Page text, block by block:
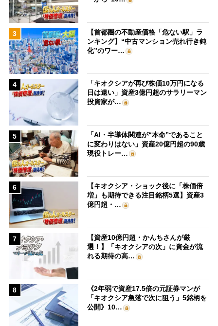
3
【首都圏の不動産価格「危ない駅」ラ
ンキング】“中古マンション売れ行き鈍
化”のワー…
4
「キオクシアが再び株価10万円になる
日は遠い」資産3億円超のサラリーマン
投資家が…
5
「AI・半導体関連が“本命”であること
に変わりはない」資産20億円超の90歳
現役トレー…
6
【キオクシア・ショック後に「株価倍
増」も期待できる注目銘柄5選】資産3
億円超・…
7
【資産10億円超・かんちさんが厳
選！】「キオクシアの次」に資金が流
れる期待の高…
8
《2年弱で資産17.5倍の元証券マンが
「キオクシア急落で次に狙う」5銘柄を
公開》10…